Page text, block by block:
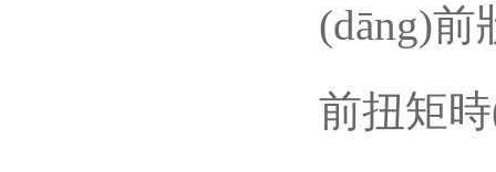
(dāng)前
前扭矩時